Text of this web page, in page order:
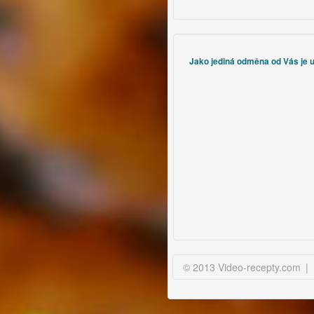
Jako jediná odměna od Vás je
© 2013 Video-recepty.com |